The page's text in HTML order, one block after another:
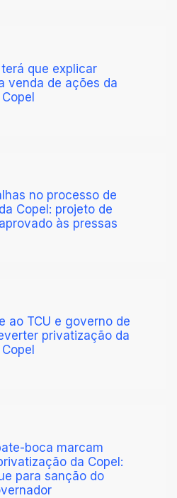
que explicar
venda de ações da
Copel
no processo de
Copel: projeto de
às pressas
ao TCU e governo de
privatização da
Copel
boca marcam
da Copel:
para sanção do